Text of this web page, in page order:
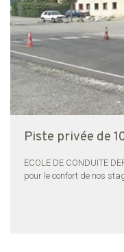
Piste privée de
ECOLE DE CONDUITE
pour le confort de nos